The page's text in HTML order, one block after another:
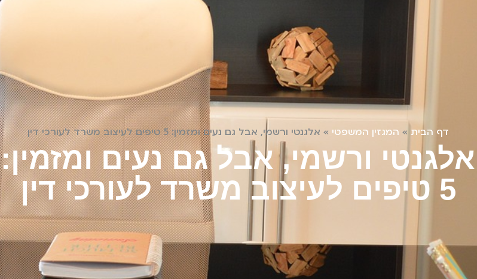
דף הבית » המגזין המשפטי » אלגנטי ורשמי, אבל גם נעים ומזמין: 5 טיפים לעיצוב משרד לעורכי דין
אלגנטי ורשמי, אבל גם נעים ומזמין:
5 טיפים לעיצוב משרד לעורכי דין